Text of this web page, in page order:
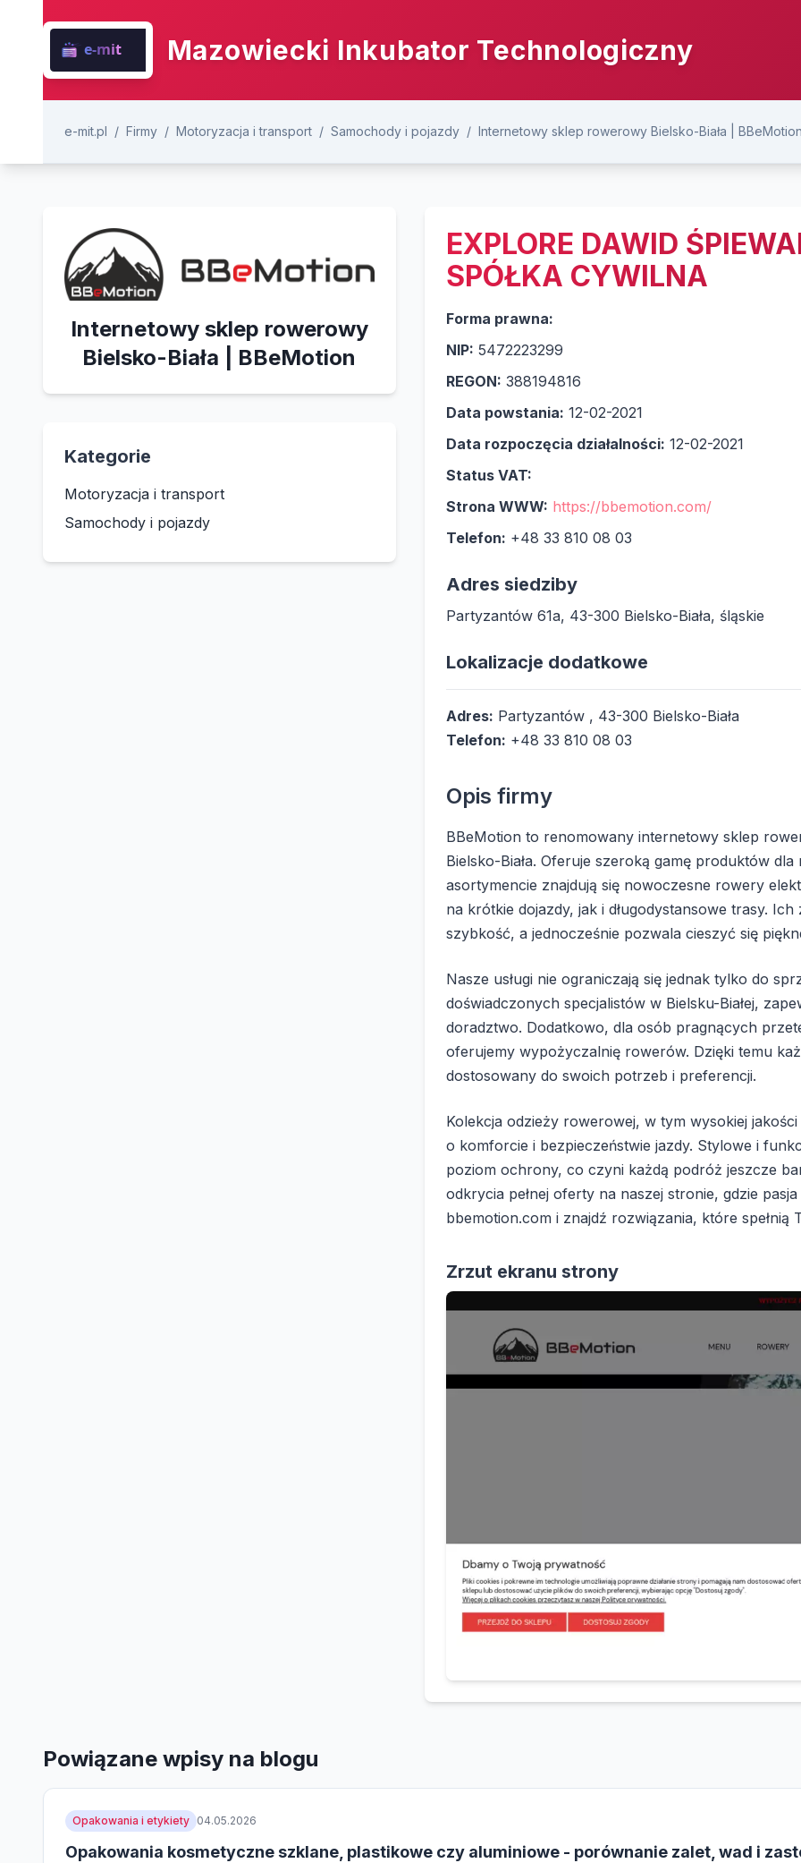
Mazowiecki Inkubator Technologiczny
e-mit.pl / Firmy / Motoryzacja i transport / Samochody i pojazdy / Internetowy sklep rowerowy Bielsko-Biała | BBeMotion
Internetowy sklep rowerowy
Bielsko-Biała | BBeMotion
Kategorie
Motoryzacja i transport
Samochody i pojazdy
EXPLORE DAWID
SPÓŁKA CYWILNA
Forma prawna:
NIP: 5472223299
REGON: 388194816
Data powstania: 12-02-2021
Data rozpoczęcia działalności: 12-02-2021
Status VAT:
Strona WWW: https://bbemotion.com/
Telefon: +48 33 810 08 03
Adres siedziby
Partyzantów 61a, 43-300 Bielsko-Biała, śląskie
Lokalizacje dodatkowe
Adres: Partyzantów , 43-300 Bielsko-Biała
Telefon: +48 33 810 08 03
Opis firmy
BBeMotion to renomowany internetowy sklep
Bielsko-Biała. Oferuje szeroką gamę produktów dla
asortymencie znajdują się nowoczesne rowery
na krótkie dojazdy, jak i długodystansowe trasy.
szybkość, a jednocześnie pozwala cieszyć się
Nasze usługi nie ograniczają się jednak tylko do
doświadczonych specjalistów w Bielsku-Białej,
doradztwo. Dodatkowo, dla osób pragnących
oferujemy wypożyczalnię rowerów. Dzięki temu
dostosowany do swoich potrzeb i preferencji.
Kolekcja odzieży rowerowej, w tym wysokiej
o komforcie i bezpieczeństwie jazdy. Stylowe i
poziom ochrony, co czyni każdą podróż jeszcze
odkrycia pełnej oferty na naszej stronie, gdzie
bbemotion.com i znajdź rozwiązania, które spełnią
Zrzut ekranu strony
Powiązane wpisy na blogu
Opakowania i etykiety 04.05.2026
Opakowania kosmetyczne szklane, plastikowe czy aluminiowe - porównanie zalet, wad i